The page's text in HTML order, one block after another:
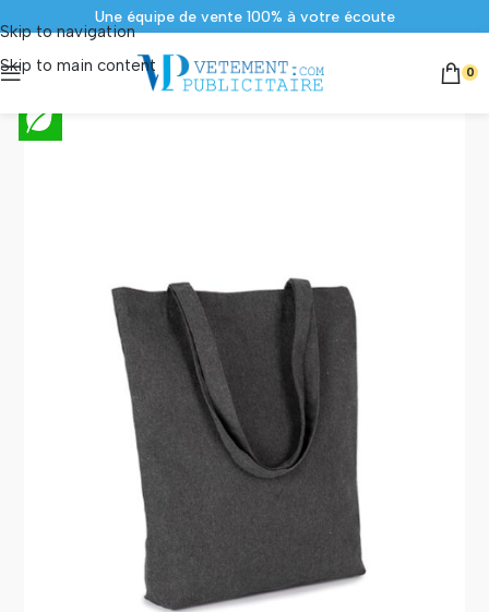
Skip to navigation
Skip to main content
Une équipe de vente 100% à votre écoute
Contact par téléphone au 02 52 352 352
0